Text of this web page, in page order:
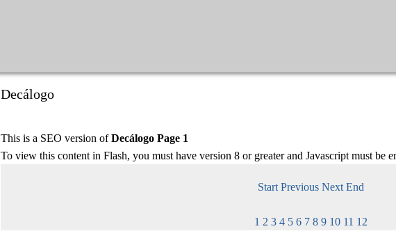
Decálogo
This is a SEO version ofDecálogo Page 1
To view this content in Flash, you must have version 8 or greater and Javascript must be
Start Previous Next End
1 2 3 4 5 6 7 8 9 10 11 12